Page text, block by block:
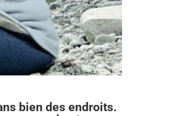
bien des endroits.